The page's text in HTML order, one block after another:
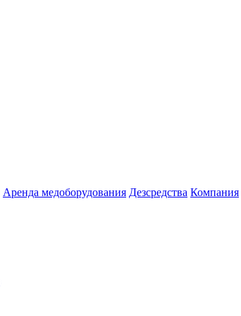
Аренда медоборудования Дезсредства Компания